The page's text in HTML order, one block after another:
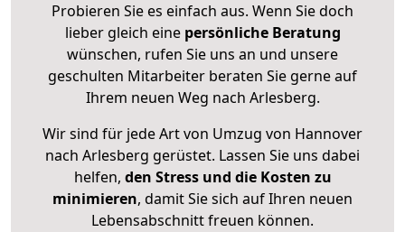
Probieren Sie es einfach aus. Wenn Sie doch
lieber gleich eine persönliche Beratung
wünschen, rufen Sie uns an und unsere
geschulten Mitarbeiter beraten Sie gerne auf
Ihrem neuen Weg nach Arlesberg.
Wir sind für jede Art von Umzug von Hannover
nach Arlesberg gerüstet. Lassen Sie uns dabei
helfen, den Stress und die Kosten zu
minimieren, damit Sie sich auf Ihren neuen
Lebensabschnitt freuen können.